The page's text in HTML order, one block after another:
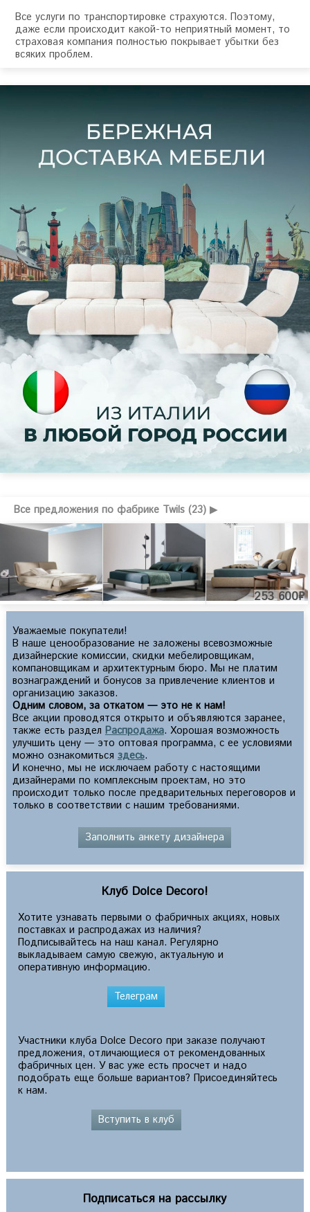
Все услуги по транспортировке страхуются. Поэтому,
даже если происходит какой-то неприятный момент, то
страховая компания полностью покрывает убытки без
всяких проблем.
Все предложения по фабрике Twils (23) ▶
253 600₽
Уважаемые покупатели!
В наше ценообразование не заложены всевозможные
дизайнерские комиссии, скидки мебелировщикам,
компановщикам и архитектурным бюро. Мы не платим
вознаграждений и бонусов за привлечение клиентов и
организацию заказов.
Одним словом, за откатом — это не к нам!
Все акции проводятся открыто и объявляются заранее,
также есть раздел Распродажа. Хорошая возможность
улучшить цену — это оптовая программа, с ее условиями
можно ознакомиться здесь.
И конечно, мы не исключаем работу с настоящими
дизайнерами по комплексным проектам, но это
происходит только после предварительных переговоров и
только в соответствии с нашим требованиями.
Заполнить анкету дизайнера
Клуб Dolce Decoro!
Хотите узнавать первыми о фабричных акциях, новых
поставках и распродажах из наличия?
Подписывайтесь на наш канал. Регулярно
выкладываем самую свежую, актуальную и
оперативную информацию.
Телеграм
Участники клуба Dolce Decoro при заказе получают
предложения, отличающиеся от рекомендованных
фабричных цен. У вас уже есть просчет и надо
подобрать еще больше вариантов? Присоединяйтесь
к нам.
Вступить в клуб
Подписаться на рассылку